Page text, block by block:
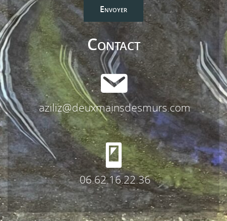
Contact
aziliz@deuxmainsdesmurs.com
06.62.16.22.36